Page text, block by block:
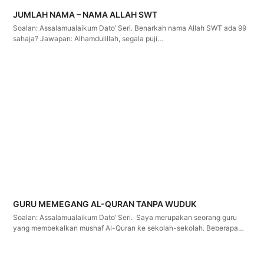
JUMLAH NAMA – NAMA ALLAH SWT
Soalan: Assalamualaikum Dato’ Seri. Benarkah nama Allah SWT ada 99
sahaja? Jawapan: Alhamdulillah, segala puji…
GURU MEMEGANG AL-QURAN TANPA WUDUK
Soalan: Assalamualaikum Dato’ Seri. Saya merupakan seorang guru
yang membekalkan mushaf Al-Quran ke sekolah-sekolah. Beberapa…